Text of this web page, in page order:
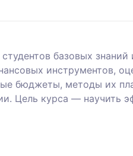
базовых
инструментов,
бюджеты, методы их
Цель курса —